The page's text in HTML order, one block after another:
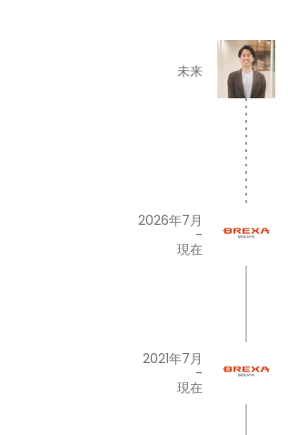
未来
2026年7月
-
現在
2021年7月
-
現在